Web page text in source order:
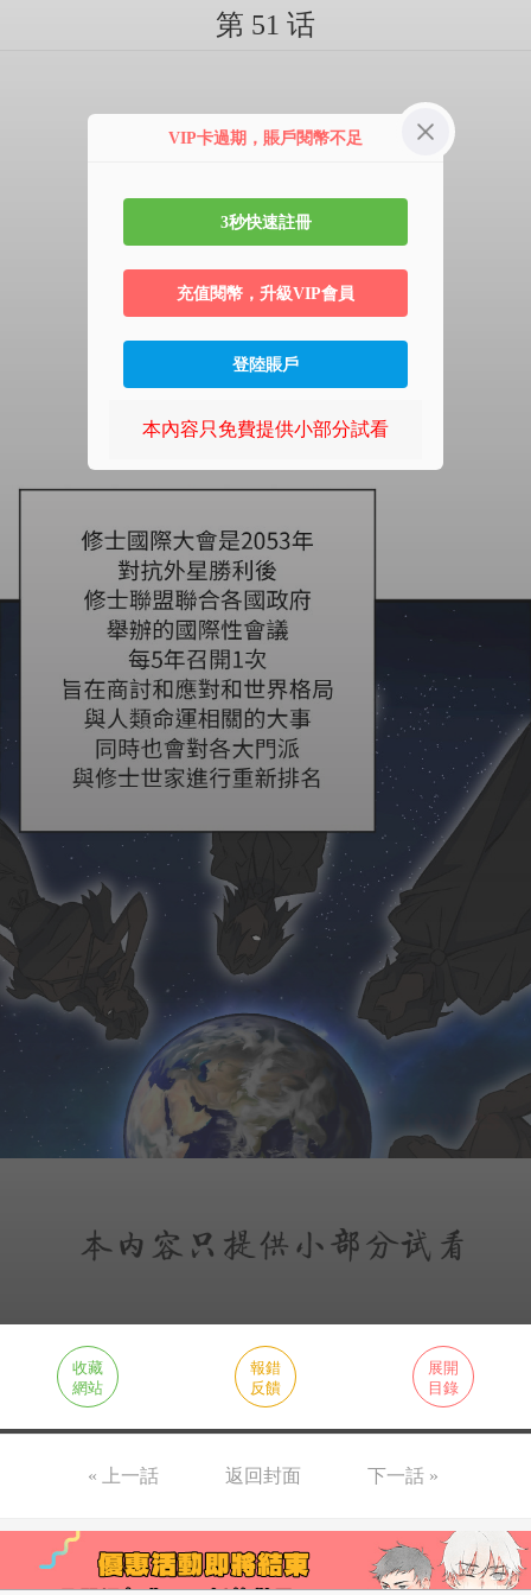
第 51 话
收藏
網站
報錯
反饋
展開
目錄
« 上一話 返回封面 下一話 »
VIP卡過期，賬戶閱幣不足
3秒快速註冊
充值閱幣，升級VIP會員
登陸賬戶
本內容只免費提供小部分試看